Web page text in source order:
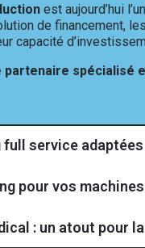
est aujourd’hui
de financement,
capacité
partenaire spécialisé
service
pour vos
: un atout pour